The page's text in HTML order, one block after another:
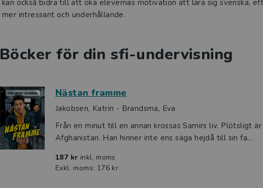
kan också bidra till att öka elevernas motivation att lära sig svenska,
mer intressant och underhållande.
Böcker för din sfi-undervisning
Nästan framme
Jakobsen, Katrin - Brandsma, Eva
Från en minut till en annan krossas Samirs liv. Plötsligt
Afghanistan. Han hinner inte ens säga hejdå till sin fa...
187 kr inkl. moms
Exkl. moms: 176 kr